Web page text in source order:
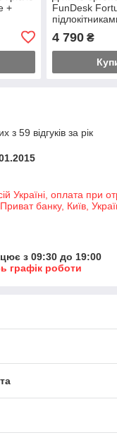
+
FunDesk
4 790₴
з 59 відгуків за рік
Україні, оплата при
банку, Київ,
з 09:30 до 19:00
графік роботи